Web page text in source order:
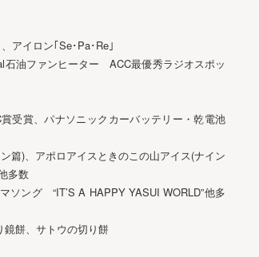
アイロン｢Se･Pa･Re｣
石油ファンヒーター ACC最優秀ラジオスポッ
受賞、パナソニックカーバッテリー・乾電池
篇)、アポロアイスときのこの山アイス(ナイン
多数
ソング “IT’S A HAPPY YASUI WORLD”他多
餅、サトウの切り餅